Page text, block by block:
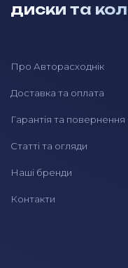
диски та
Про Авторасходнік
Доставка та оплата
Гарантія та повернення
Статті та огляди
Наші бренди
Контакти